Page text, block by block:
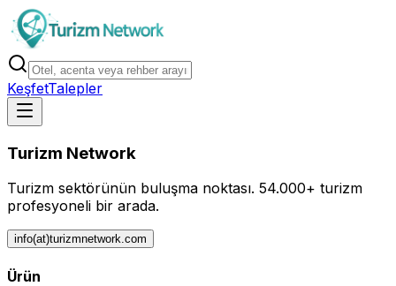
KeşfetTalepler
Turizm Network
Turizm sektörünün buluşma noktası. 54.000+ turizm
profesyoneli bir arada.
info(at)turizmnetwork.com
Ürün